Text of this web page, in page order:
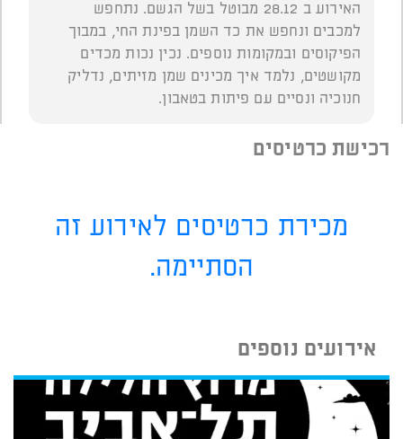
האירוע ב 28.12 מבוטל בשל הגשם. נתחפש
למכבים ונחפש את כד השמן בפינת החי, במבוך
הפיקוסים ובמקומות נוספים. נכין נכות מכדים
מקושטים, נלמד איך מכינים שמן מזיתים, נדליק
חנוכיה ונסיים עם פיתות בטאבון.
רכישת כרטיסים
מכירת כרטיסים לאירוע זה
הסתיימה.
אירועים נוספים